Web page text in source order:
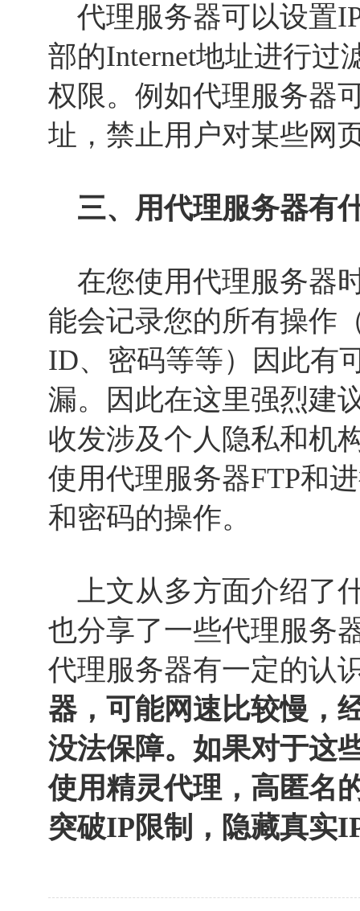
代理服务器可以设置
部的Internet地址进行过
权限。例如代理服务器
址，禁止用户对某些网
三、用代理服务器有
在您使用代理服务器
能会记录您的所有操作
ID、密码等等）因此有
漏。因此在这里强烈建
收发涉及个人隐私和机
使用代理服务器FTP和
和密码的操作。
上文从多方面介绍了
也分享了一些代理服务
代理服务器有一定的认
器，可能网速比较慢，
没法保障。如果对于这
使用精灵代理，高匿名
突破IP限制，隐藏真实